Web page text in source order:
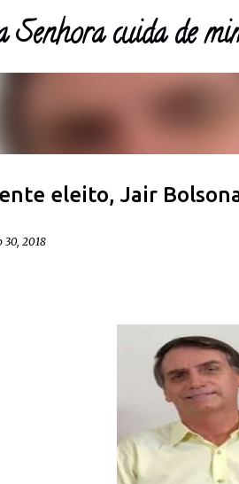
Senhora cuida de
eleito, Jair
30, 2018